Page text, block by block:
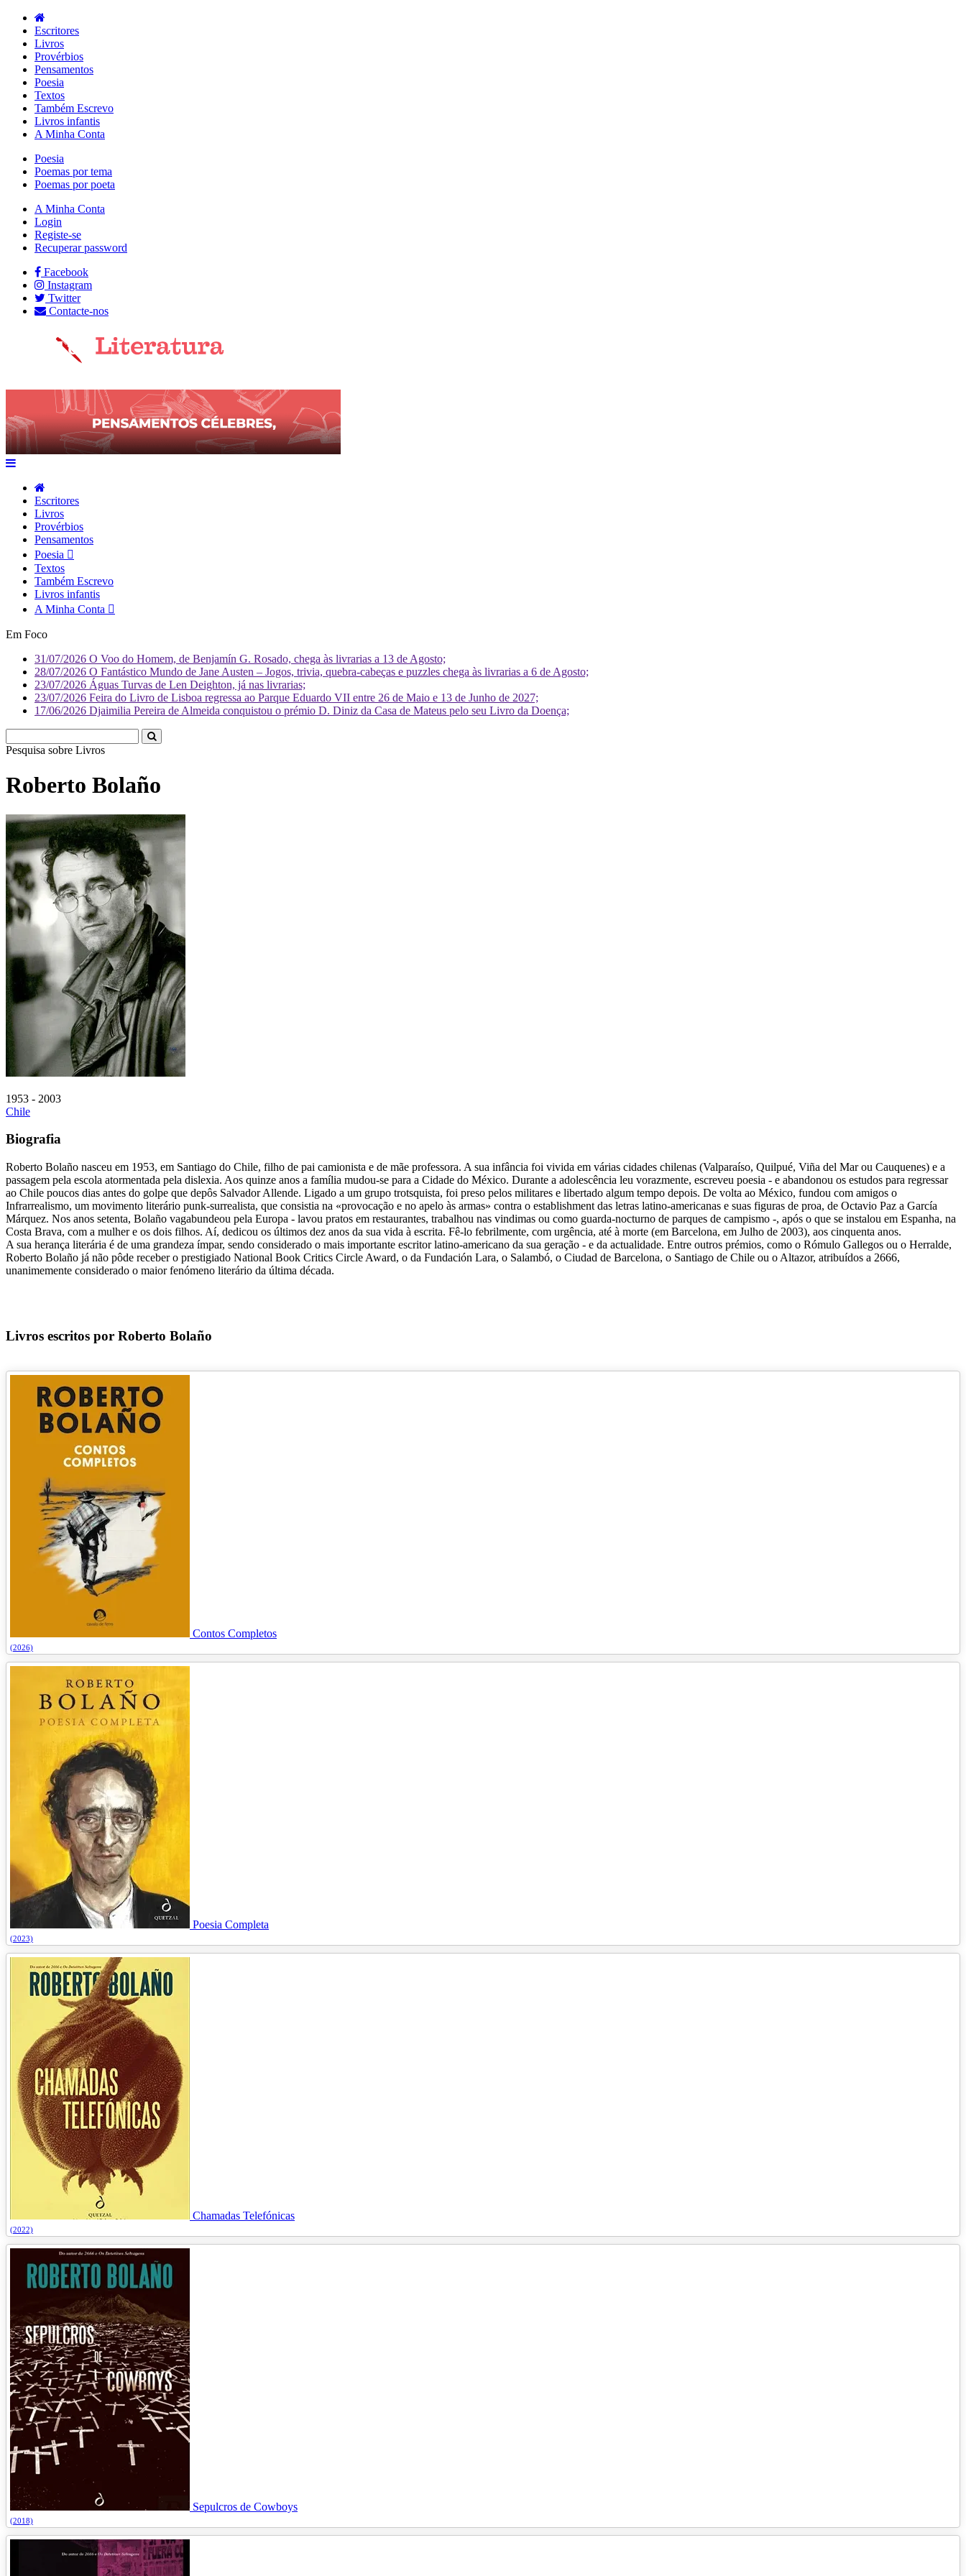
Escritores
Livros
Provérbios
Pensamentos
Poesia
Textos
Também Escrevo
Livros infantis
A Minha Conta
Poesia
Poemas por tema
Poemas por poeta
A Minha Conta
Login
Registe-se
Recuperar password
Facebook
Instagram
Twitter
Contacte-nos
Escritores
Livros
Provérbios
Pensamentos
Poesia
Textos
Também Escrevo
Livros infantis
A Minha Conta
Em Foco
31/07/2026 O Voo do Homem, de Benjamín G. Rosado, chega às livrarias a 13 de Agosto;
28/07/2026 O Fantástico Mundo de Jane Austen – Jogos, trivia, quebra-cabeças e puzzles chega às livrarias a 6 de Agosto;
23/07/2026 Águas Turvas de Len Deighton, já nas livrarias;
23/07/2026 Feira do Livro de Lisboa regressa ao Parque Eduardo VII entre 26 de Maio e 13 de Junho de 2027;
17/06/2026 Djaimilia Pereira de Almeida conquistou o prémio D. Diniz da Casa de Mateus pelo seu Livro da Doença;
Pesquisa sobre Livr
Roberto Bolaño
1953 - 2003
Chile
Biografia
Roberto Bolaño nasceu em 1953, em Santiago do Chile, filho de pai camionista e de mãe professora. A sua infância foi vivida em várias cidades chilenas (Valparaíso, Quilpué, Viña del Mar ou Cauquenes) e a
passagem pela escola atormentada pela dislexia. Aos quinze anos a família mudou-se para a Cidade do México. Durante a adolescência leu vorazmente, escreveu poesia - e abandonou os estudos para regressar
ao Chile poucos dias antes do golpe que depôs Salvador Allende. Ligado a um grupo trotsquista, foi preso pelos militares e libertado algum tempo depois. De volta ao México, fundou com amigos o
Infrarrealismo, um movimento literário punk-surrealista, que consistia na «provocação e no apelo às armas» contra o establishment das letras latino-americanas e suas figuras de proa, de Octavio Paz a García
Márquez. Nos anos setenta, Bolaño vagabundeou pela Europa - lavou pratos em restaurantes, trabalhou nas vindimas ou como guarda-nocturno de parques de campismo -, após o que se instalou em Espanha, na
Costa Brava, com a mulher e os dois filhos. Aí, dedicou os últimos dez anos da sua vida à escrita. Fê-lo febrilmente, com urgência, até à morte (em Barcelona, em Julho de 2003), aos cinquenta anos.
A sua herança literária é de uma grandeza ímpar, sendo considerado o mais importante escritor latino-americano da sua geração - e da actualidade. Entre outros prémios, como o Rómulo Gallegos ou o Herralde,
Roberto Bolaño já não pôde receber o prestigiado National Book Critics Circle Award, o da Fundación Lara, o Salambó, o Ciudad de Barcelona, o Santiago de Chile ou o Altazor, atribuídos a 2666,
unanimemente considerado o maior fenómeno literário da última década.
Livros escritos por Roberto Bolaño
Contos Completos
(2026)
Poesia Completa
(2023)
Chamadas Telefónicas
(2022)
Sepulcros de Cowboys
(2018)